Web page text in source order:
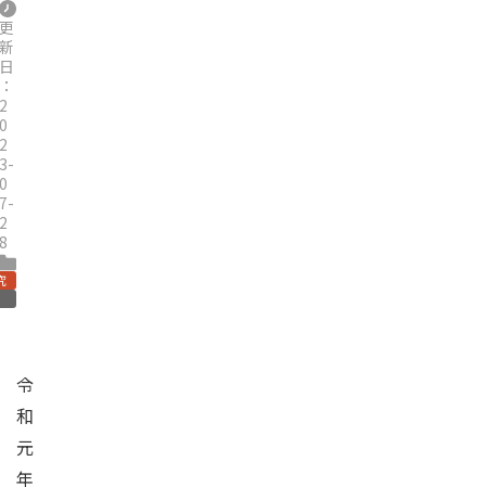
更
新
日
：
2
0
2
3-
0
7-
2
8
令
和
元
年